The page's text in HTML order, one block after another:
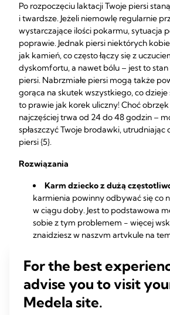
Po rozpoczęciu laktacji Twoje piersi
i twardsze. Jeżeli niemowlę regularnie
wystarczające ilości pokarmu, sytuacja
poprawie. Jednak piersi niektórych
jak kamień, co często łączy się z
dyskomfortu, a nawet bólu – jest to
piersi. Nabrzmiałe piersi mogą także
gorąca na skutek wszystkiego, co dzieje
to prawie jak korek uliczny! Choć
najczęściej trwa od 24 do 48 godzin –
spłaszczyć Twoje brodawki, utrudniając
piersi {5}.
Rozwiązania
Karm dziecko z dużą
karmienia powinny odbywać się co
w ciągu doby. Jest to podstawowa
sobie z tym problemem − więcej
znajdziesz w naszym artykule na
Skontaktuj się z lekarzem
,
laktacyjnym lub specjalistą od
objawy utrzymują się dłużej niż
gorączkę lub obrzęk uniemożliwia Ci
piersią.
For the best
advise you to visit
Medela site.